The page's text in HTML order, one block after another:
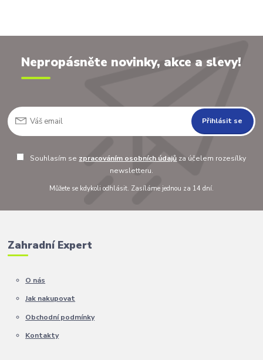
Nepropásněte novinky, akce a slevy!
Přihlásit se
Souhlasím se zpracováním osobních údajů za účelem rozesílky
newsletteru.
Můžete se kdykoli odhlásit. Zasíláme jednou za 14 dní.
Zahradní Expert
O nás
Jak nakupovat
Obchodní podmínky
Kontakty